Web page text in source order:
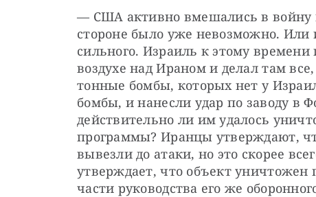
— США активно вмешались в войну
стороне было уже невозможно. Или
сильного. Израиль к этому времени
воздухе над Ираном и делал там
тонные бомбы, которых нет у
бомбы, и нанесли удар по заводу в
действительно ли им удалось
программы? Иранцы утверждают,
вывезли до атаки, но это скорее
утверждает, что объект
части руководства его же